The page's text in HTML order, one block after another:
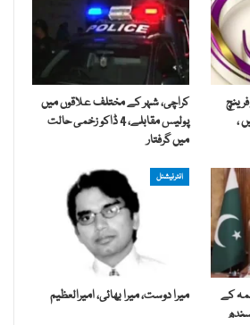
فرینچ
،
کراچی، شہر کے مختلف علاقوں میں
پولیس مقابلے، 4 ڈاکو زخمی حالت
میں گرفتار
کے
انٹرنیشنل
میرا دوست، میرا بھائی، امیرالعظیم